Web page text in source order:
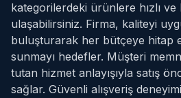
kategorilerdeki ürünlere hızlı ve
ulaşabilirsiniz. Firma, kaliteyi
buluşturarak her bütçeye hitap
sunmayı hedefler. Müşteri
tutan hizmet anlayışıyla satış
sağlar. Güvenli alışveriş